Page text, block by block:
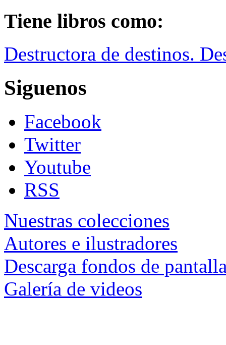
Tiene libros como:
Destructora de destinos.
Siguenos
Facebook
Twitter
Youtube
RSS
Nuestras colecciones
Autores e ilustradores
Descarga fondos de
Galería de videos